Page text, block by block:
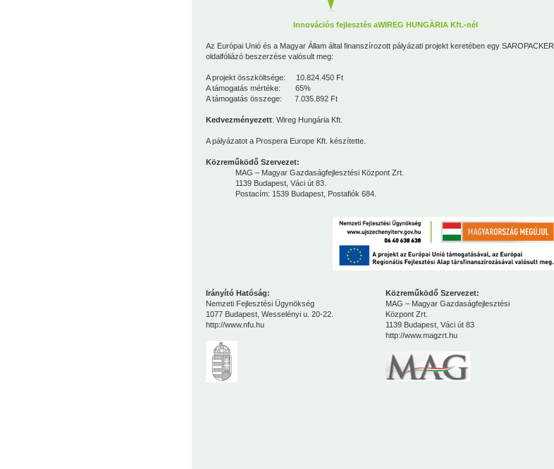
Innovációs fejlesztés aWIREG HUNGÀRIA Kft.-nél
Az Európai Unió és a Magyar Állam által finanszírozott pályázati projekt keretében egy SAROPACKER
oldalfóliázó beszerzése valósult meg:
A projekt összköltsége: 10.824.450 Ft
A támogatás mértéke: 65%
A támogatás összege: 7.035.892 Ft
Kedvezményezett: Wireg Hungária Kft.
A pályázatot a Prospera Europe Kft. készítette.
Közreműködő Szervezet:
MAG – Magyar Gazdaságfejlesztési Központ Zrt.
1139 Budapest, Váci út 83.
Postacím: 1539 Budapest, Postafiók 684.
Irányító Hatóság:
Nemzeti Fejlesztési Ügynökség
1077 Budapest, Wesselényi u. 20-22.
http://www.nfu.hu
Közreműködő Szervezet:
MAG – Magyar Gazdaságfejlesztési
Központ Zrt.
1139 Budapest, Váci út 83
http://www.magzrt.hu